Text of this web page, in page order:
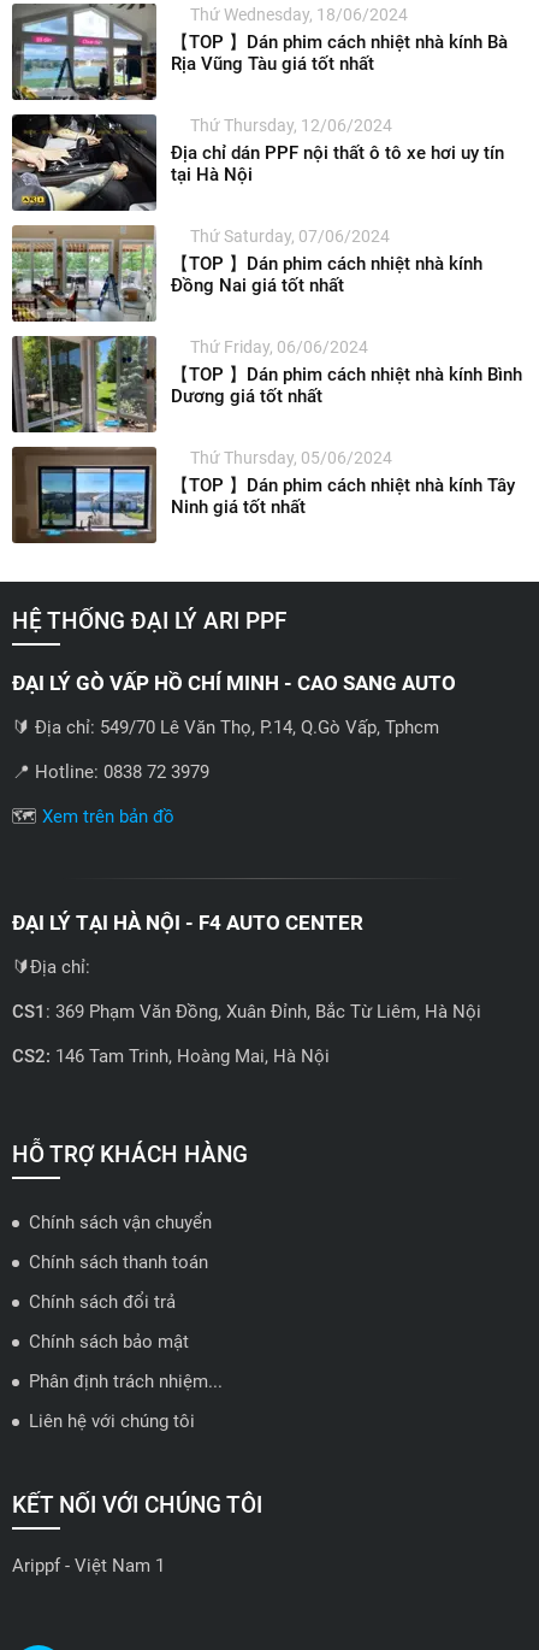
Thứ Wednesday, 18/06/2024
【TOP 】Dán phim cách nhiệt nhà kính Bà
Rịa Vũng Tàu giá tốt nhất
Thứ Thursday, 12/06/2024
Địa chỉ dán PPF nội thất ô tô xe hơi uy tín
tại Hà Nội
Thứ Saturday, 07/06/2024
【TOP 】Dán phim cách nhiệt nhà kính
Đồng Nai giá tốt nhất
Thứ Friday, 06/06/2024
【TOP 】Dán phim cách nhiệt nhà kính Bình
Dương giá tốt nhất
Thứ Thursday, 05/06/2024
【TOP 】Dán phim cách nhiệt nhà kính Tây
Ninh giá tốt nhất
HỆ THỐNG ĐẠI LÝ ARI PPF
ĐẠI LÝ GÒ VẤP HỒ CHÍ MINH - CAO SANG AUTO
🔰 Địa chỉ: 549/70 Lê Văn Thọ, P.14, Q.Gò Vấp, Tphcm
📍 Hotline: 0838 72 3979
🗺️ Xem trên bản đồ
ĐẠI LÝ TẠI HÀ NỘI - F4 AUTO CENTER
🔰Địa chỉ:
CS1 : 369 Phạm Văn Đồng, Xuân Đỉnh, Bắc Từ Liêm, Hà Nội
CS2: 146 Tam Trinh, Hoàng Mai, Hà Nội
🗺️Xem trên bản đồ
ĐẠI LÝ QUẬN 2 HCM - HẢI TRIỀU AUTO
🔰 Địa chỉ: 78-80 Vũ Tông Phan, P.An Phú, TP Thủ Đức, TP HCM
📍 Hotline: 0938584113
🗺️Xem trên bản đồ
ĐẠI LÝ THỦ ĐỨC - TB AUTO
🔰 Địa chỉ: 482 Đ. Lê Văn Việt, Tăng Nhơn Phú A, Thủ Đức,
Thành phố Hồ Chí Minh
HỖ TRỢ KHÁCH HÀNG
Chính sách vận chuyển
Chính sách thanh toán
Chính sách đổi trả
Chính sách bảo mật
Phân định trách nhiệm...
Liên hệ với chúng tôi
KẾT NỐI VỚI CHÚNG TÔI
Arippf - Việt Nam 1